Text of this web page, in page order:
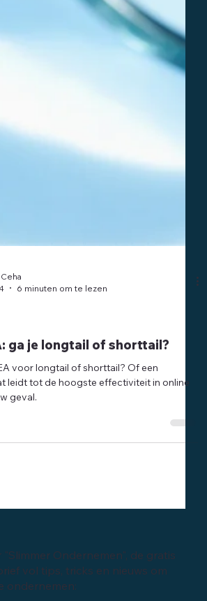
ga je longtail of shorttail?
voor longtail of shorttail? Of een
leidt tot de hoogste effectiviteit in online
geval.
Ondernemen", de gratis
vol tips, tricks en nieuws om